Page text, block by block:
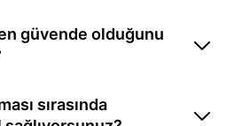
güvende olduğunu
sırasında